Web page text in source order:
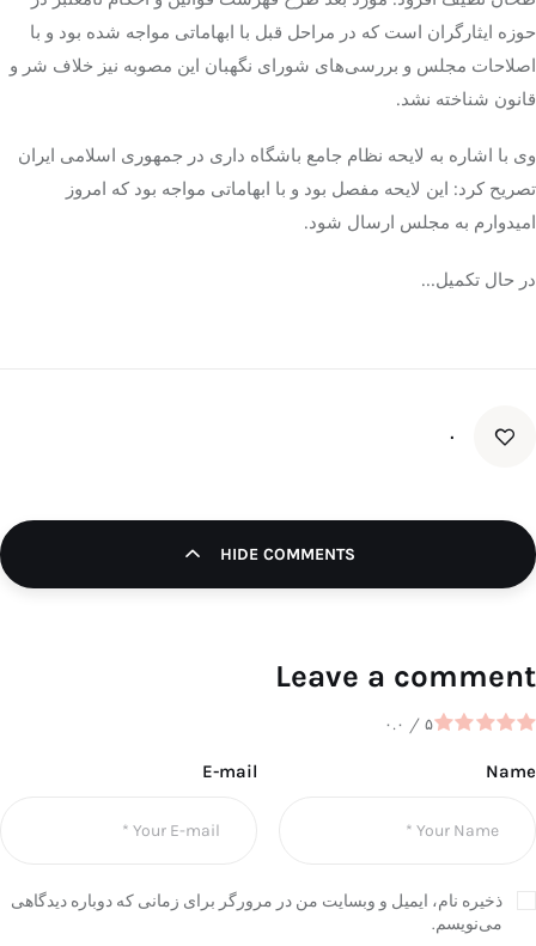
حوزه ایثارگران است که در مراحل قبل با ابهاماتی مواجه شده بود و با
اصلاحات مجلس و بررسی‌های شورای نگهبان این مصوبه نیز خلاف شر و
قانون شناخته نشد.
وی با اشاره به لایحه نظام جامع باشگاه داری در جمهوری اسلامی ایران
تصریح کرد: این لایحه مفصل بود و با ابهاماتی مواجه بود که امروز
امیدوارم به مجلس ارسال شود.‌
در حال تکمیل…
۰
HIDE COMMENTS
Leave a comment
۰.۰ / ۵
Name
E-mail
ذخیره نام، ایمیل و وبسایت من در مرورگر برای زمانی که دوباره دیدگاهی
می‌نویسم.